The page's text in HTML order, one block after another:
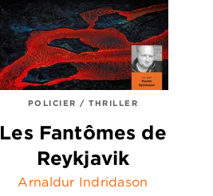
POLICIER / THRILLER
Les Fantômes de
Reykjavik
Arnaldur Indridason